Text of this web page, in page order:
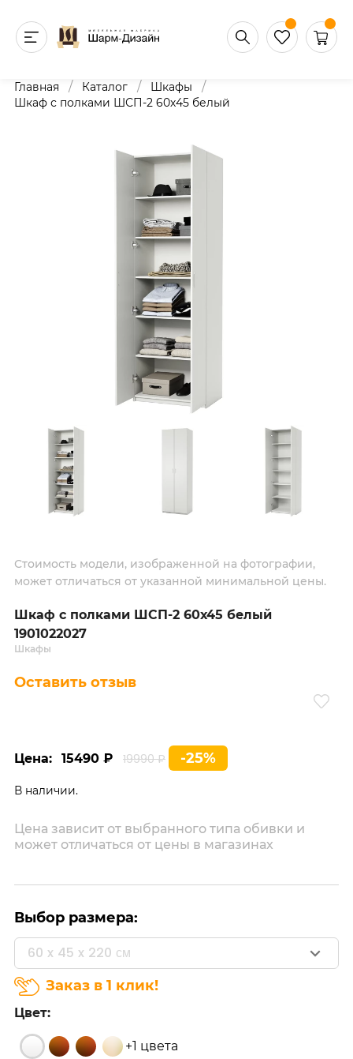
Главная / Каталог / Шкафы /
Шкаф с полками ШСП-2 60х45 белый
Стоимость модели, изображенной на фотографии,
может отличаться от указанной минимальной цены.
Шкаф с полками ШСП-2 60х45 белый
1901022027
Шкафы
Оставить отзыв
Цена: 15490 ₽ 19990 ₽ -25%
В наличии.
Цена зависит от выбранного типа обивки и
может отличаться от цены в магазинах
Выбор размера:
60 x 45 x 220 см
Заказ в 1 клик!
Цвет:
+1 цвета